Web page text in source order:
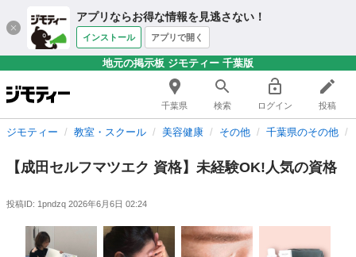
アプリならお得な情報を見逃さない！
インストール アプリで開く
地元の掲示板 ジモティー 千葉版
千葉県 検索 ログイン 投稿
ジモティー 教室・スクール 美容健康 その他 千葉県のその他
【成田セルフマツエク 資格】未経験OK!人気の資格
投稿ID: 1pndzq 2026年6月6日 02:24